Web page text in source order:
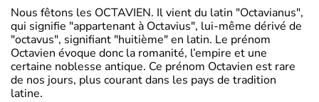
Nous fêtons les OCTAVIEN. Il vient du latin "Octavianus",
qui signifie "appartenant à Octavius", lui-même dérivé de
"octavus", signifiant "huitième" en latin. Le prénom
Octavien évoque donc la romanité, l’empire et une
certaine noblesse antique. Ce prénom Octavien est rare
de nos jours, plus courant dans les pays de tradition
latine.